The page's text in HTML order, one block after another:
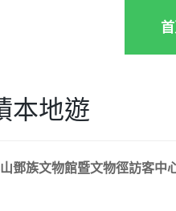
本地遊
鄧族文物館暨文物徑訪客中